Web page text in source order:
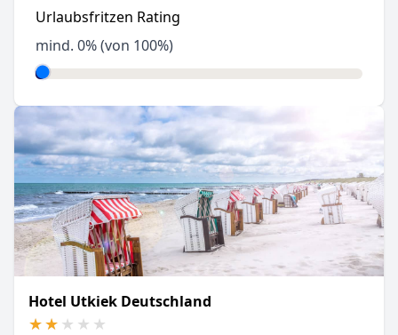
Urlaubsfritzen Rating
mind. 0% (von 100%)
Hotel Utkiek Deutschland
★★★★★
★★★★★